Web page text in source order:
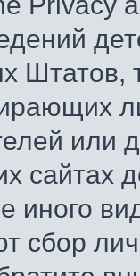
Штатов,
или
сайтах
иного
сбор